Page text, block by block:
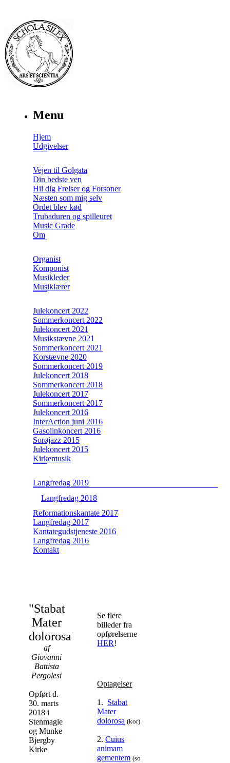
Menu
Hjem
Udgivelser
Vejen til Golgata
Din bedste ven
Hil dig Frelser og Forsoner
Næsten som mig selv
Ordet blev kød
Trubaduren og spilleuret
Music Grade
Om
Organist
Komponist
Musikleder
Musiklærer
Julekoncert 2022
Sommerkoncert 2022
Julekoncert 2021
Musikstævne 2021
Sommerkoncert 2021
Korstævne 2020
Sommerkoncert 2019
Julekoncert 2018
Sommerkoncert 2018
Julekoncert 2017
Sommerkoncert 2017
Julekoncert 2016
InterAction juni 2016
Gasolinkoncert 2016
Sorøjazz 2015
Julekoncert 2015
Kirkemusik
Langfredag 2019
Langfredag 2018
Reformationskantate 2017
Langfredag 2017
Kantategudstjeneste 2016
Langfredag 2016
Kontakt
"Stabat
Mater
dolorosa"
af
Giovanni
Battista
Pergolesi
Opført d.
30. marts
2018 i
Stenmagle
og Munke
Bjergby
Kirke
Se flere
billeder fra
opførelserne
HER!
Optagelser
1. Stabat
Mater
dolorosa (kor)
2.Cuius
animam
gementem (sopran)